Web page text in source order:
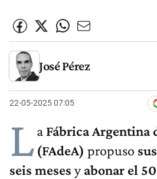
José Pérez
22-05-2025 07:05
La Fábrica Argentina
(FAdeA) propuso
seis meses yabonar el